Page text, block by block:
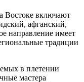
Востоке включают
афганский,
направление имеет
традиции
в плетении
мастера